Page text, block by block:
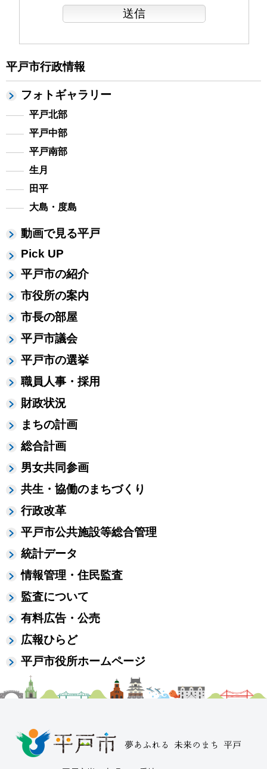
平戸市行政情報
フォトギャラリー
平戸北部
平戸中部
平戸南部
生月
田平
大島・度島
動画で見る平戸
Pick UP
平戸市の紹介
市役所の案内
市長の部屋
平戸市議会
平戸市の選挙
職員人事・採用
財政状況
まちの計画
総合計画
男女共同参画
共生・協働のまちづくり
行政改革
平戸市公共施設等総合管理
統計データ
情報管理・住民監査
監査について
有料広告・公売
広報ひらど
平戸市役所ホームページ